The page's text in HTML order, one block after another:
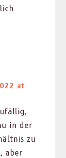
at
in der
zu
aber